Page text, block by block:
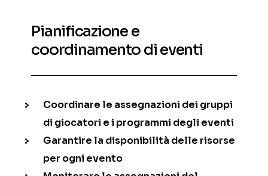
Pianificazione e
coordinamento di eventi
Coordinare le assegnazioni dei gruppi
di giocatori e i programmi degli eventi
Garantire la disponibilità delle risorse
per ogni evento